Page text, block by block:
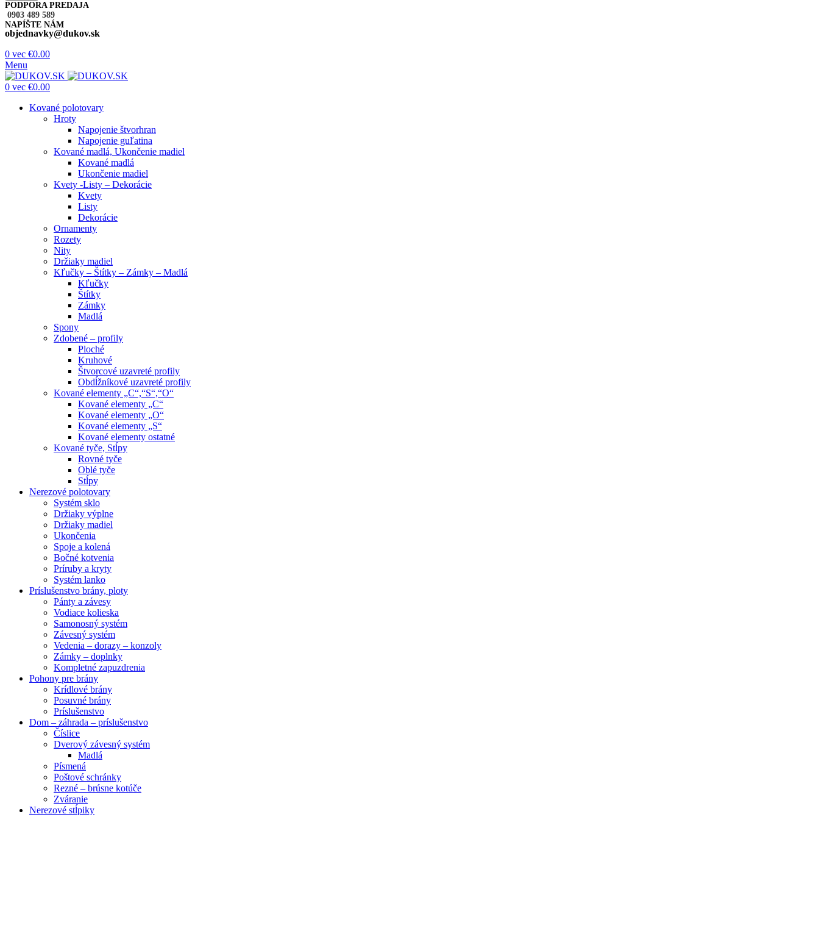
PODPORA PREDAJA
0903 489 589
NAPÍŠTE NÁM
objednavky@dukov.sk
0 vec €0.00
Menu
0 vec €0.00
Kované polotovary
Hroty
Napojenie štvorhran
Napojenie guľatina
Kované madlá, Ukončenie madiel
Kované madlá
Ukončenie madiel
Kvety -Listy – Dekorácie
Kvety
Listy
Dekorácie
Ornamenty
Rozety
Nity
Držiaky madiel
Kľučky – Štítky – Zámky – Madlá
Kľučky
Štítky
Zámky
Madlá
Spony
Zdobené – profily
Ploché
Kruhové
Štvorcové uzavreté profily
Obdĺžníkové uzavreté profily
Kované elementy „C“,“S“,“O“
Kované elementy „C“
Kované elementy „O“
Kované elementy „S“
Kované elementy ostatné
Kované tyče, Stĺpy
Rovné tyče
Oblé tyče
Stĺpy
Nerezové polotovary
Systém sklo
Držiaky výplne
Držiaky madiel
Ukončenia
Spoje a kolená
Bočné kotvenia
Príruby a kryty
Systém lanko
Príslušenstvo brány, ploty
Pánty a závesy
Vodiace kolieska
Samonosný systém
Závesný systém
Vedenia – dorazy – konzoly
Zámky – doplnky
Kompletné zapuzdrenia
Pohony pre brány
Krídlové brány
Posuvné brány
Príslušenstvo
Dom – záhrada – príslušenstvo
Číslice
Dverový závesný systém
Madlá
Písmená
Poštové schránky
Rezné – brúsne kotúče
Zváranie
Nerezové stĺpiky